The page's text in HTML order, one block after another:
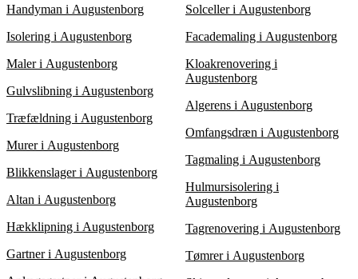
Handyman i Augustenborg
Isolering i Augustenborg
Maler i Augustenborg
Gulvslibning i Augustenborg
Træfældning i Augustenborg
Murer i Augustenborg
Blikkenslager i Augustenborg
Altan i Augustenborg
Hækklipning i Augustenborg
Gartner i Augustenborg
Solceller i Augustenborg
Facademaling i Augustenborg
Kloakrenovering i
Augustenborg
Algerens i Augustenborg
Omfangsdræn i Augustenborg
Tagmaling i Augustenborg
Hulmursisolering i
Augustenborg
Tagrenovering i Augustenborg
Tømrer i Augustenborg